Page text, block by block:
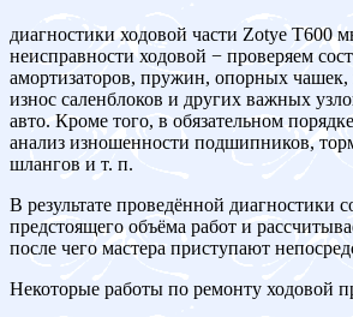
диагностики ходовой части Zotye T600
неисправности ходовой − проверяем
амортизаторов, пружин, опорных
износ саленблоков и других важных
авто. Кроме того, в обязательном
анализ изношенности подшипников,
шлангов и т. п.
В результате проведённой диагностики
предстоящего объёма работ и
после чего мастера приступают
Некоторые работы по ремонту ходовой